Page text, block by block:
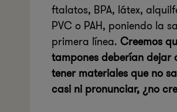
ftalatos, BPA, látex,
PVC o PAH, poniendo la
primera línea. Creemos
tampones deberían dejar
tener materiales que no
casi ni pronunciar, ¿no